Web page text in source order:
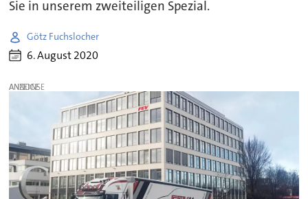
Sie in unserem zweiteiligen Spezial.
Götz Fuchslocher
6. August 2020
ANZEIGE